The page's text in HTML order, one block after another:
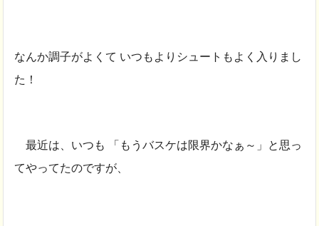
なんか調子がよくて いつもよりシュートもよく入りまし
た！
最近は、いつも 「もうバスケは限界かなぁ～」と思っ
てやってたのですが、